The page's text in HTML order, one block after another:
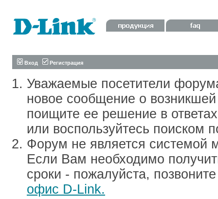
Вход Регистрация
Уважаемые посетители
новое сообщение о
поищите ее решение в
или воспользуйтесь поиском
Форум не является системой
Если Вам необходимо
сроки - пожалуйста,
офис D-Link.